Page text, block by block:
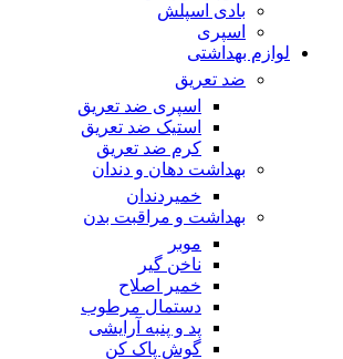
بادی اسپلش
اسپری
لوازم بهداشتی
ضد تعریق
اسپری ضد تعریق
استیک ضد تعریق
کرم ضد تعریق
بهداشت دهان و دندان
خمیردندان
بهداشت و مراقبت بدن
موبر
ناخن گیر
خمیر اصلاح
دستمال مرطوب
پد و پنبه آرایشی
گوش پاک کن